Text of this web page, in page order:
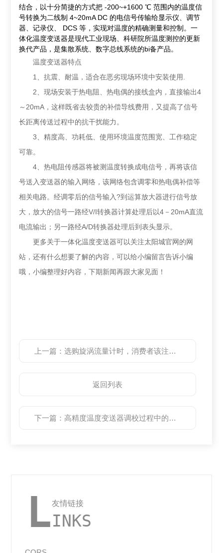
结合，以十分简捷的方式把 -200~+1600 ℃ 范围内的温度信
号转换为二线制 4~20mA DC 的电信号传输给显示仪、调节
器、记录仪、 DCS 等，实现对温度的精确测量和控制。一
体化温度变送器是现代工业现场、科研院所温度测控的更新
换代产品，是集散系统、数字总线系统的bi备产品。
温度变送器特点
1、抗震、耐温，适合在恶劣现场环境中安装使用.
2、现场安装于热电阻、热电偶的接线盒内，直接输出4
～20mA，这样既省去较贵的补偿导线费用，又提高了信号
长距离传送过程中的抗干扰能力。
3、精度高、功耗低、使用环境温度范围宽、工作稳定
可靠。
4、热电阻传感器将被测温度转换成电信号，再将该信
号送入变送器的输入网络，该网络包含调零和热电偶补偿等
相关电路。经调零后的信号输入?到运算放大器进行信号放
大，放大的信号一路经V/I转换器计算处理后以4－20mA直流
电流输出；另一路经A/D转换器处理后到表头显示。
更多关于一体化温度变送器可以关注太阳城官网的网
站，还有什么想要了解的内容，可以给小编留言告诉小编
哦，小编整理好内容，下期新闻再跟大家见面！
上一篇：选购旋涡流量计时，消费者该注意些什么呢？
返回列表
下一篇： 高精度温度变送器调校过程中的注意事项有哪些？
L友情链接
INKS